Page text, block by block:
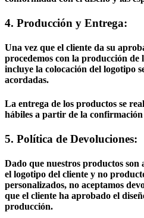
4. Producción y Entrega:
Una vez que el cliente da su
procedemos con la producción
incluye la colocación del logotipo
acordadas.
La entrega de los productos se
hábiles a partir de la
5. Política de Devoluciones:
Dado que nuestros productos son
el logotipo del cliente y no
personalizados, no aceptamos
que el cliente ha aprobado el
producción.